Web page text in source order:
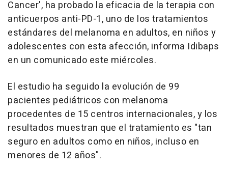
Cancer', ha probado la eficacia de la terapia con
anticuerpos anti-PD-1, uno de los tratamientos
estándares del melanoma en adultos, en niños y
adolescentes con esta afección, informa Idibaps
en un comunicado este miércoles.
El estudio ha seguido la evolución de 99
pacientes pediátricos con melanoma
procedentes de 15 centros internacionales, y los
resultados muestran que el tratamiento es "tan
seguro en adultos como en niños, incluso en
menores de 12 años".